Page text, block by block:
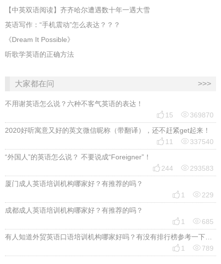
【中英双语阅读】齐齐哈尔遭遇数十年一遇大雪
英语写作：“手机震动”怎么表达？？？
《Dream It Possible》
听歌学英语的正确方法
大家都在问 >>>
不用谢英语怎么说？六种不客气英语的表达！
 15 369870
2020好听寓意又好的英文微信昵称（带翻译），还不赶紧get起来！
 11 337540
“外国人”的英语怎么说？ 不要说成“Foreigner”！
 244 293583
厦门成人英语培训机构哪家好？有推荐的吗？
 1 229
成都成人英语培训机构哪家好？有推荐的吗？
 1 685
有人知道外贸英语口语培训机构哪家好吗？有没有排行榜参考一下？最好说下费用
 1 789